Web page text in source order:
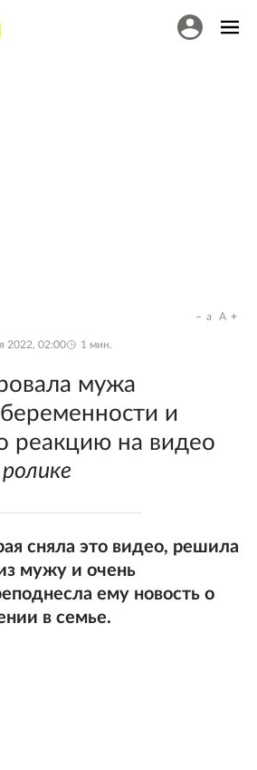
2022, 02:00 1 мин.
a A
мужа
и
реакцию на видео
сняла это видео, решила
мужу и очень
ему новость о
в семье.